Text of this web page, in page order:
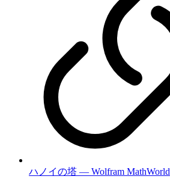
ハノイの塔 — Wolfram MathWorld